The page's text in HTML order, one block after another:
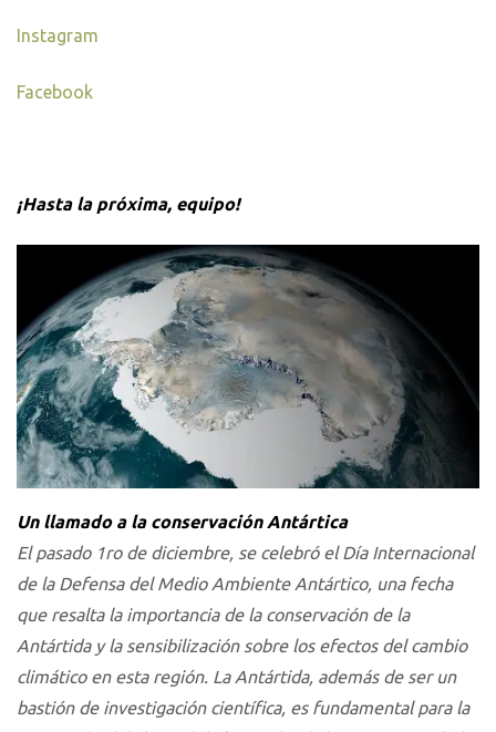
Instagram
Facebook
¡Hasta la próxima, equipo!
Un llamado a la conservación Antártica
El pasado 1ro de diciembre, se celebró el Día Internacional
de la Defensa del Medio Ambiente Antártico, una fecha
que resalta la importancia de la conservación de la
Antártida y la sensibilización sobre los efectos del cambio
climático en esta región. La Antártida, además de ser un
bastión de investigación científica, es fundamental para la